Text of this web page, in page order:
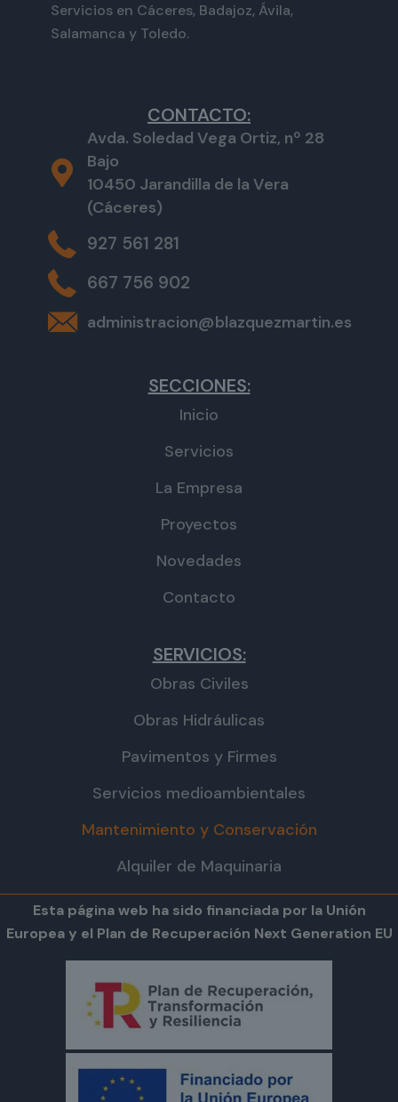
Servicios en Cáceres, Badajoz, Ávila,
Salamanca y Toledo.
CONTACTO:
Avda. Soledad Vega Ortiz, nº 28
Bajo
10450 Jarandilla de la Vera
(Cáceres)
927 561 281
667 756 902
administracion@blazquezmartin.es
SECCIONES:
Inicio
Servicios
La Empresa
Proyectos
Novedades
Contacto
SERVICIOS:
Obras Civiles
Obras Hidráulicas
Pavimentos y Firmes
Servicios medioambientales
Mantenimiento y Conservación
Alquiler de Maquinaria
Esta página web ha sido financiada por la Unión
Europea y el Plan de Recuperación Next Generation EU